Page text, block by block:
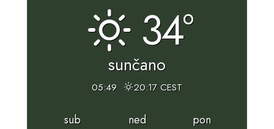
34°
sunčano
05:49 20:17 CEST
sub ned
pon